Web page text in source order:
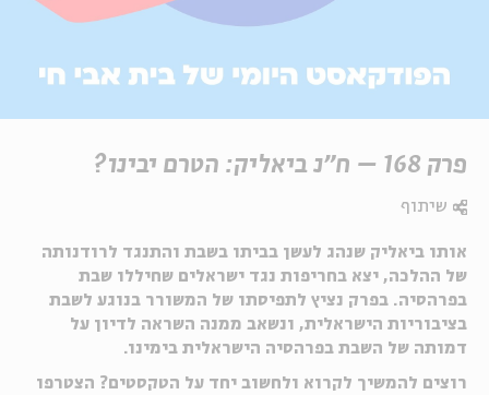
פרק 168 – ח"נ ביאליק: הטרם יבינו?
אותו ביאליק שנהג לעשן בביתו בשבת והתנגד לרודנותה
של ההלכה, יצא בחריפות נגד ישראלים שחיללו שבת
בפרהסיה. בפרק נציץ לתפיסתו של המשורר בנוגע לשבת
בציבוריות הישראלית, ונשאב ממנה השראה לדיון על
דמותה של השבת בפרהסיה הישראלית בימינו.
רוצים להמשיך לקרוא ולחשוב יחד על הטקסטים? הצטרפו
שיתוף